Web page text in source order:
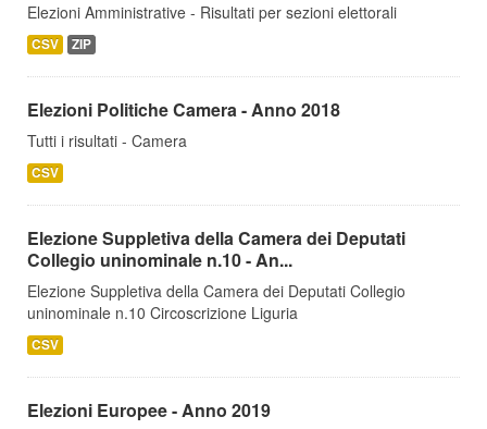
Elezioni Amministrative - Risultati per sezioni elettorali
CSV ZIP
Elezioni Politiche Camera - Anno 2018
Tutti i risultati - Camera
CSV
Elezione Suppletiva della Camera dei Deputati
Collegio uninominale n.10 - An...
Elezione Suppletiva della Camera dei Deputati Collegio
uninominale n.10 Circoscrizione Liguria
CSV
Elezioni Europee - Anno 2019